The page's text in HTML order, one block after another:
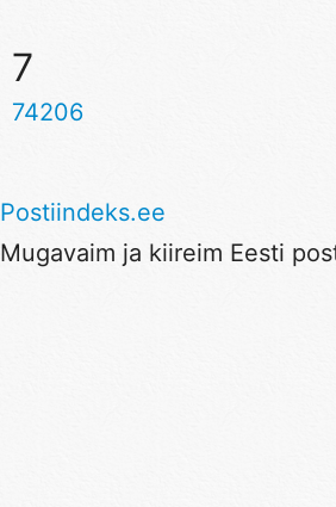
7
74206
Postiindeks.ee
Mugavaim ja kiireim Eesti